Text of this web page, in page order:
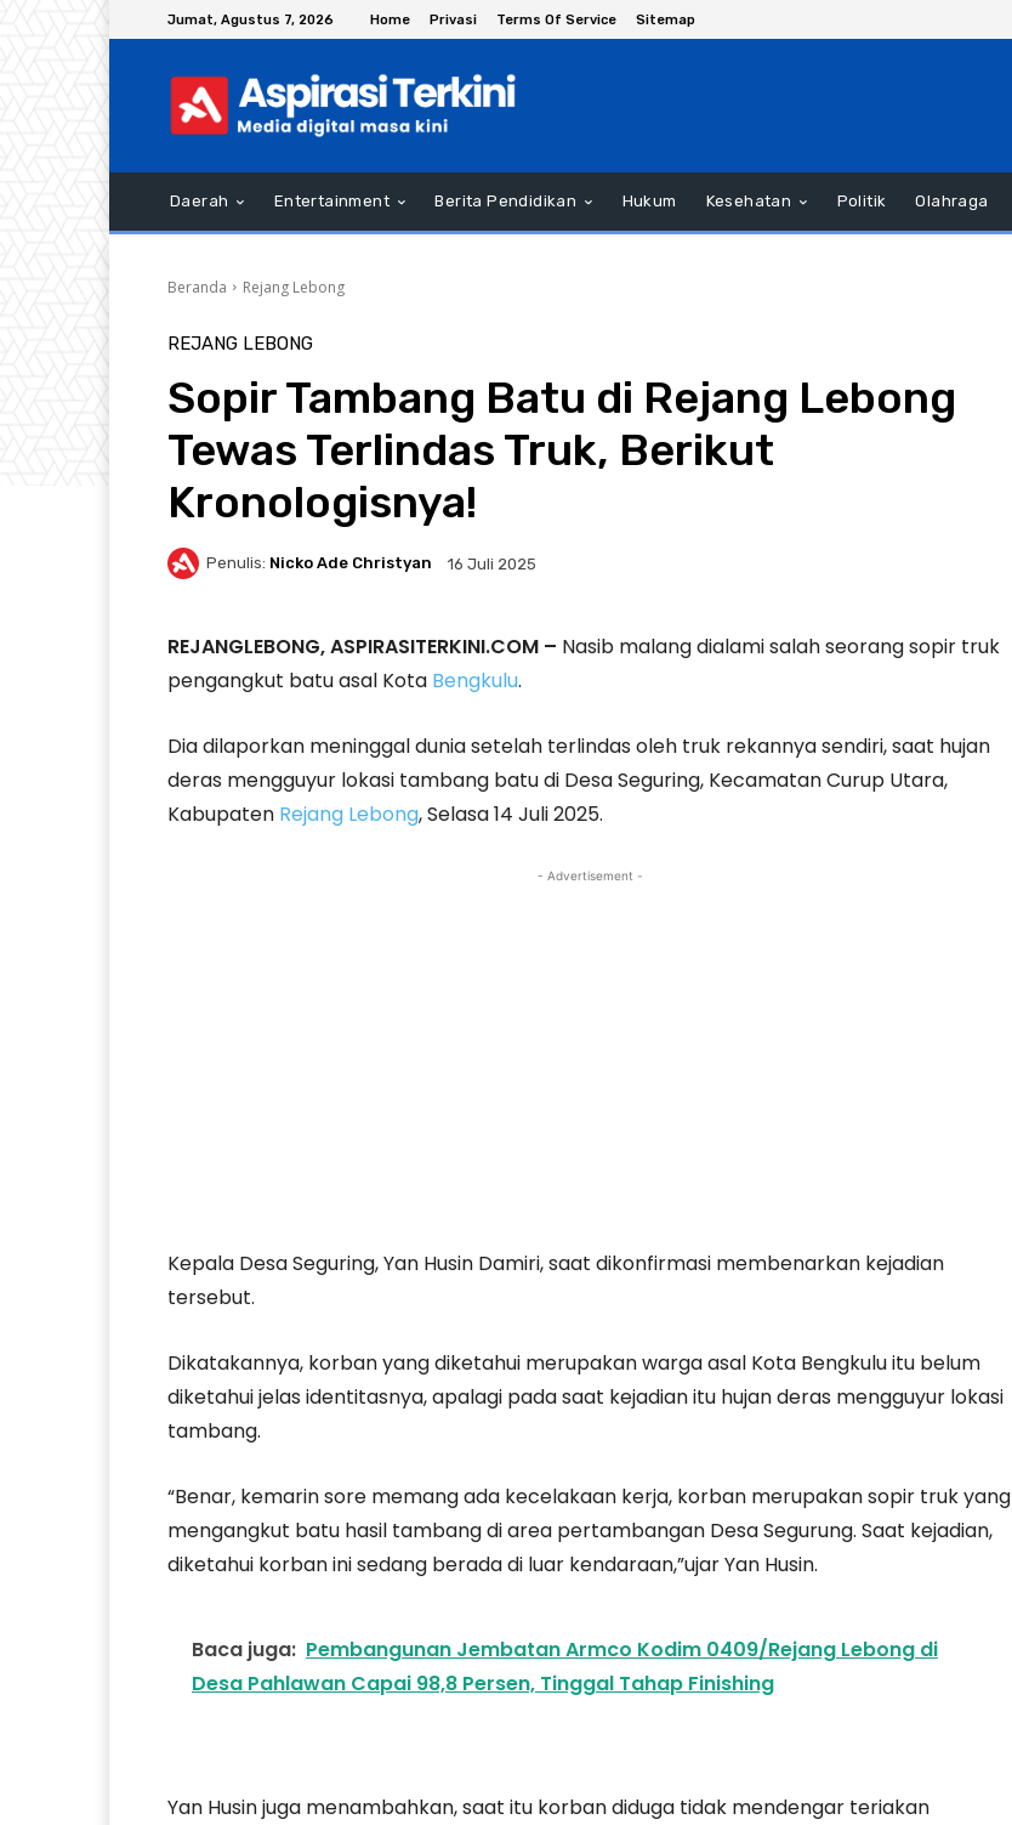
Jumat, Agustus 7, 2026 Home Privasi Terms Of Service Sitemap
Daerah Entertainment Berita Pendidikan Hukum Kesehatan Politik Olahraga
Beranda Rejang Lebong
REJANG LEBONG
Sopir Tambang Batu di Rejang Lebong
Tewas Terlindas Truk, Berikut
Kronologisnya!
Penulis: Nicko Ade Christyan 16 Juli 2025
REJANGLEBONG, ASPIRASITERKINI.COM – Nasib malang dialami salah seorang sopir truk
pengangkut batu asal Kota Bengkulu.
Dia dilaporkan meninggal dunia setelah terlindas oleh truk rekannya sendiri, saat hujan
deras mengguyur lokasi tambang batu di Desa Seguring, Kecamatan Curup Utara,
Kabupaten Rejang Lebong, Selasa 14 Juli 2025.
- Advertisement -
Kepala Desa Seguring, Yan Husin Damiri, saat dikonfirmasi membenarkan kejadian
tersebut.
Dikatakannya, korban yang diketahui merupakan warga asal Kota Bengkulu itu belum
diketahui jelas identitasnya, apalagi pada saat kejadian itu hujan deras mengguyur lokasi
tambang.
“Benar, kemarin sore memang ada kecelakaan kerja, korban merupakan sopir truk yang
mengangkut batu hasil tambang di area pertambangan Desa Segurung. Saat kejadian,
diketahui korban ini sedang berada di luar kendaraan,”ujar Yan Husin.
Baca juga: Pembangunan Jembatan Armco Kodim 0409/Rejang Lebong di
Desa Pahlawan Capai 98,8 Persen, Tinggal Tahap Finishing
Yan Husin juga menambahkan, saat itu korban diduga tidak mendengar teriakan